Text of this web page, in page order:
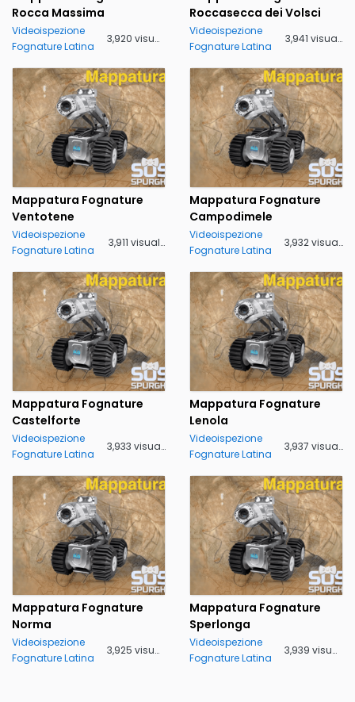
Rocca Massima
Videoispezione
Fognature Latina
3,920 visualizzazioni
Roccasecca dei Volsci
Videoispezione
Fognature Latina
3,941 visualizzazioni
Mappatura Fognature
Ventotene
Videoispezione
Fognature Latina
3,911 visualizzazioni
Mappatura Fognature
Campodimele
Videoispezione
Fognature Latina
3,932 visualizzazioni
Mappatura Fognature
Castelforte
Videoispezione
Fognature Latina
3,933 visualizzazioni
Mappatura Fognature
Lenola
Videoispezione
Fognature Latina
3,937 visualizzazioni
Mappatura Fognature
Norma
Videoispezione
Fognature Latina
3,925 visualizzazioni
Mappatura Fognature
Sperlonga
Videoispezione
Fognature Latina
3,939 visualizzazioni